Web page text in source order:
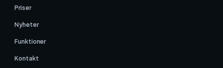
Priser
Nyheter
Funktioner
Kontakt